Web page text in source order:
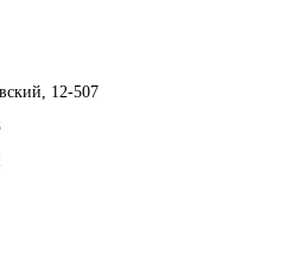
12-507